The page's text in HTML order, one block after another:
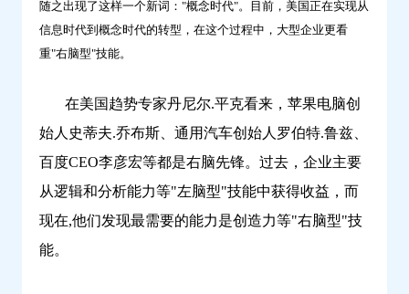
随之出现了这样一个新词："概念时代"。目前，美国正在实现从
信息时代到概念时代的转型，在这个过程中，大型企业更看
重"右脑型"技能。
在美国趋势专家丹尼尔.平克看来，苹果电脑创
始人史蒂夫.乔布斯、通用汽车创始人罗伯特.鲁兹、
百度CEO李彦宏等都是右脑先锋。过去，企业主要
从逻辑和分析能力等"左脑型"技能中获得收益，而
现在,他们发现最需要的能力是创造力等"右脑型"技
能。